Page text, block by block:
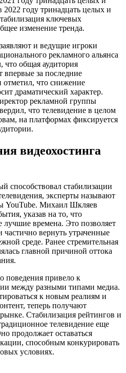
2022 году тринадцать целых и
ключевых
изменение тренда.
и ведущие игроки
рекламного альянса
что общая аудитория
впервые за последние
отметил, что снижение
драматический характер.
рекламной группы
что телевидение в целом
на платформах фиксируется
видеохостинга
способствовал стабилизации
эксперты называют
YouTube. Михаил Шкляев
указав на то, что
лучшие времена. Это позволяет
частично вернуть утраченные
среде. Ранее стремительная
главной причиной оттока
поведения привело к
между разными типами медиа.
к новым реалиям и
теперь получают
Стабилизация рейтингов и
телевидение еще
продолжает оставаться
способным конкурировать
условиях.